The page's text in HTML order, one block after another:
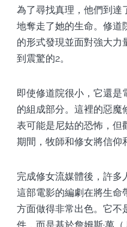
為了尋找真理，他們到達
地奪走了她的生命。修道
的形式發現並面對強大力
到震驚的2。
即使修道院很小，它還是
的組成部分。這裡的惡魔
表可能是尼姑的恐怖，但
期間，牧師和修女將信仰
完成修女流媒體後，許多
這部電影的編劇在將生命
方面做得非常出色。它不
件，而是基於詹姆斯·萬